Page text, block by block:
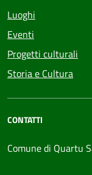
Luoghi
Eventi
Progetti culturali
Storia e Cultura
CONTATTI
Comune di Quartu